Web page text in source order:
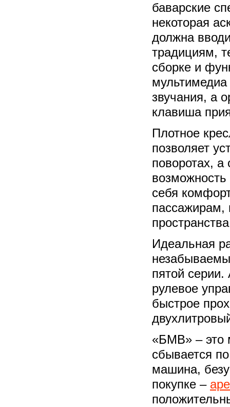
баварские
некоторая
должна
традициям,
сборке и
звучания, а
клавиша
Плотное
позволяет
поворотах, а
себя
пассажирам,
Идеальная
пятой
рулевое
быстрое
«БМВ» – это
сбывается
машина,
покупке –